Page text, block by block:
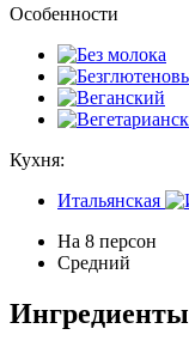
Особенности
Кухня:
Итальянская
На 8 персон
Средний
Ингредиенты